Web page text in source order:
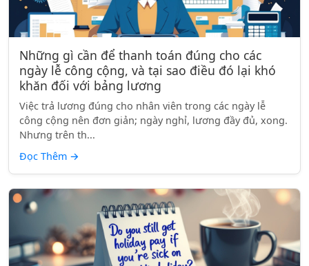
Những gì cần để thanh toán đúng cho các
ngày lễ công cộng, và tại sao điều đó lại khó
khăn đối với bảng lương
Việc trả lương đúng cho nhân viên trong các ngày lễ
công cộng nên đơn giản; ngày nghỉ, lương đầy đủ, xong.
Nhưng trên th...
Đọc Thêm →